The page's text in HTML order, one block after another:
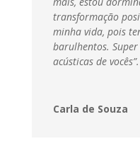
transformação
minha vida, pois
barulhentos.
acústicas de vocês”.
Carla de Souza